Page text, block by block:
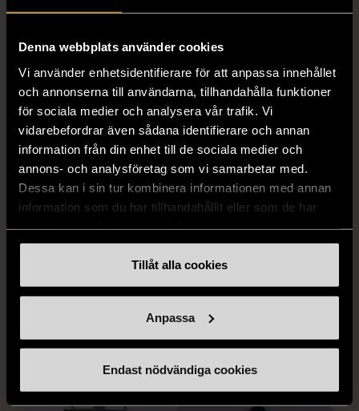
Denna webbplats använder cookies
Vi använder enhetsidentifierare för att anpassa innehållet
och annonserna till användarna, tillhandahålla funktioner
för sociala medier och analysera vår trafik. Vi
vidarebefordrar även sådana identifierare och annan
information från din enhet till de sociala medier och
annons- och analysföretag som vi samarbetar med.
Dessa kan i sin tur kombinera informationen med annan
information som du har tillhandahållit eller som de har
Tillåt alla cookies
Anpassa
Endast nödvändiga cookies
L (50) Gott skick
259 kr
Mycket gott skick
279 kr
BY TEESHOPPEN
XXL (54) Nytt skick
HILDITCH & KEY
med bröstficka
Mycket gott skick
399 kr